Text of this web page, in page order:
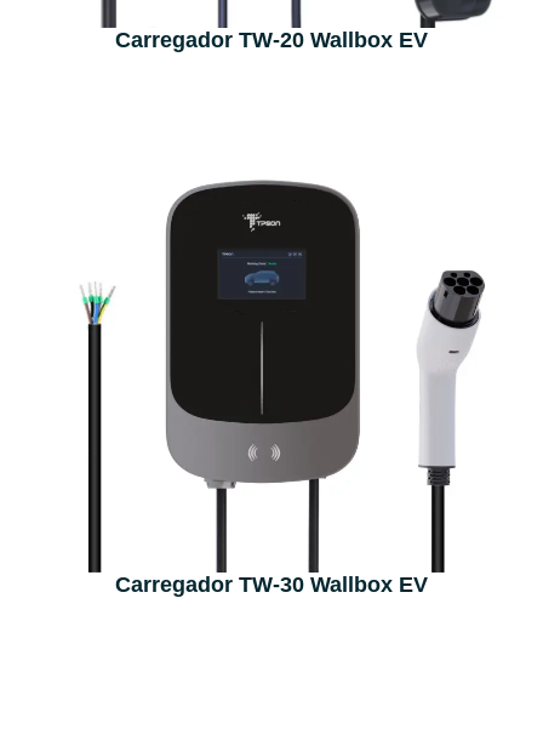
Carregador TW-20 Wallbox EV
Carregador TW-30 Wallbox EV